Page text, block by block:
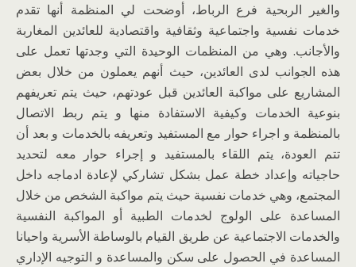
والغير الربحية فرع الرباط، أوضحت لي المنظمة أنها تقدم
خدمات نفسية واجتماعية وثقافية واقتصادية للعائدين المغاربة
والأجانب. وهي من المنظمات الوحيدة التي وجدتها تعمل على
هذه الجوانب لدى العائدين، حيث أنهم يعملون من خلال بعض
المشاريع على مواكبة العائدين قبل عودتهم، حيث يتم تعريفهم
بنوعية الخدمات وكيفية الاستفادة منها و يتم ربط الاتصال
بالمنظمة و اجراء حوار مع المستفيد وتعريفه بالخدمات و بعد أن
تتم العودة، يتم اللقاء بالمستفيد و إجراء حوار معه لتحديد
حاجياته وإعداد خطة عمل بشكل تشاركي لإعادة ادماجه داخل
المجتمع، وهي خدمات نفسية حيث يتم مواكبة الشخص من خلال
المساعدة على الولوج لخدمات الطبية أو المواكبة النفسية
والخدمات الاجتماعية عن طريق القيام بالوساطة الأسرية واحيانا
المساعدة في الحصول على سكن والمساعدة و التوجيه الإداري